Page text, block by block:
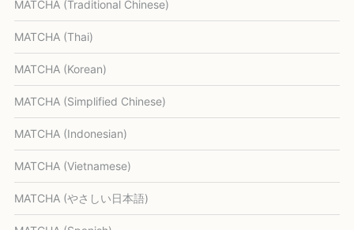
MATCHA (Traditional Chinese)
MATCHA (Thai)
MATCHA (Korean)
MATCHA (Simplified Chinese)
MATCHA (Indonesian)
MATCHA (Vietnamese)
MATCHA (やさしい日本語)